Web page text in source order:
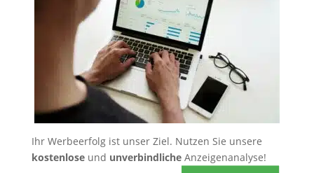
Ihr Werbeerfolg ist unser Ziel. Nutzen Sie unsere
kostenloseund unverbindlicheAnzeigenanalyse!